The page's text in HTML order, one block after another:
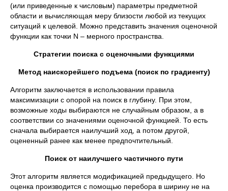
(или приведенные к числовым) параметры предметной
области и вычисляющая меру близости любой из текущих
ситуаций к целевой. Можно представить значения оценочной
функции как точки N – мерного пространства.
Стратегии поиска с оценочными функциями
Метод наискорейшего подъема (поиск по градиенту)
Алгоритм заключается в использовании правила
максимизации с опорой на поиск в глубину. При этом,
возможные ходы выбираются не случайным образом, а в
соответствии со значениями оценочной функцией. То есть
сначала выбирается наилучший ход, а потом другой,
оцененный ранее как менее предпочтительный.
Поиск от наилучшего частичного пути
Этот алгоритм является модификацией предыдущего. Но
оценка производится с помощью перебора в ширину не на